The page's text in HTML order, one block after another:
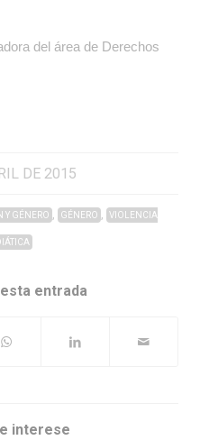
del área de Derechos
DE 2015
Y GÉNERO , GÉNERO , VIOLENCIA
entrada
interese